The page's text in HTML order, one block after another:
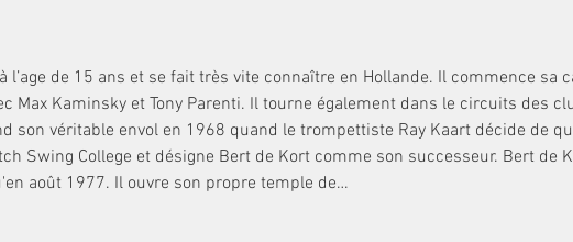
l’age de 15 ans et se fait très vite connaître en Hollande. Il commence sa
Max Kaminsky et Tony Parenti. Il tourne également dans le circuits des
son véritable envol en 1968 quand le trompettiste Ray Kaart décide de
Swing College et désigne Bert de Kort comme son successeur. Bert de
août 1977. Il ouvre son propre temple de…